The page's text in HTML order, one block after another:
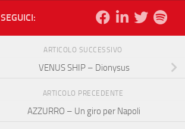
SEGUICI:
ARTICOLO SUCCESSIVO
VENUS SHIP – Dionysus
ARTICOLO PRECEDENTE
AZZURRO – Un giro per Napoli